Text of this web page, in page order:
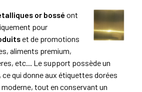
or bosséont
pour
et de promotions
aliments premium,
etc... Le support possède un
qui donne aux étiquettes dorées
tout en conservant un